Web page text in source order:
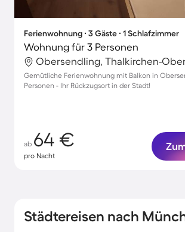
Ferienwohnung ∙ 3 Gäste ∙ 1 Schlafzimmer
Wohnung für 3 Personen
Gemütliche Ferienwohnung mit Balkon in
Personen - Ihr Rückzugsort in der Stadt!
ab 64 €
pro Nacht
Städtereisen nach